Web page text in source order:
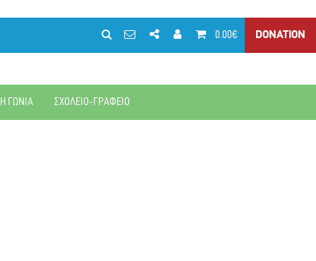
0.00€ DONATION
ΓΩΝΙΑ ΣΧΟΛΕΙΟ-ΓΡΑΦΕΙΟ